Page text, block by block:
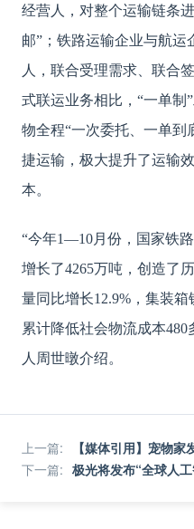
经营人，对整个运输链条
邮”；铁路运输企业与航运
人，联合受理需求、联合
式联运业务相比，“一单制
物全程“一次委托、一单到
捷运输，极大提升了运输
本。
“今年1—10月份，国家铁
增长了4265万吨，创造了
量同比增长12.9%，集装箱
累计降低社会物流成本
人周世暾介绍。
上一篇:
【媒体引用】宠物
下一篇: 极光将发布“全球人